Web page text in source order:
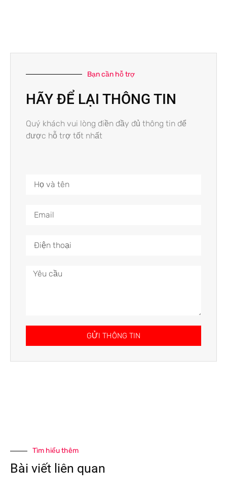
Bạn cần hỗ trợ
HÃY ĐỂ LẠI THÔNG TIN
Quý khách vui lòng điền đầy đủ thông tin để
được hỗ trợ tốt nhất
GỬI THÔNG TIN
Tìm hiểu thêm
Bài viết liên quan